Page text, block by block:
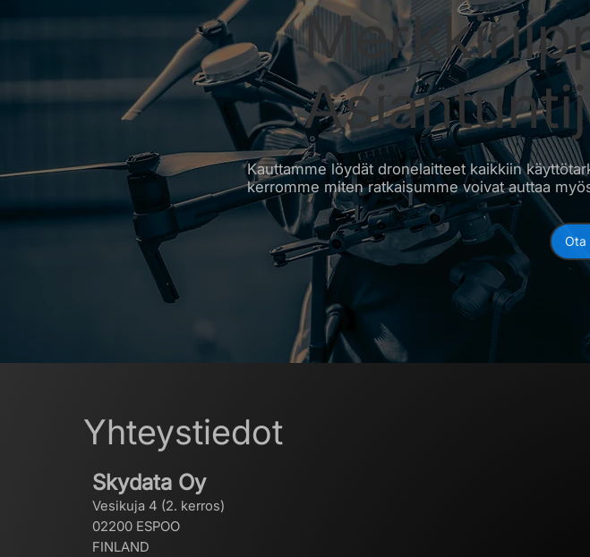
Kauttamme löydät dronelaitteet kaikkiin
kerromme miten ratkaisumme voivat auttaa
Ota
Yhteystiedot
Skydata Oy
Vesikuja 4 (2. kerros)
02200 ESPOO
FINLAND